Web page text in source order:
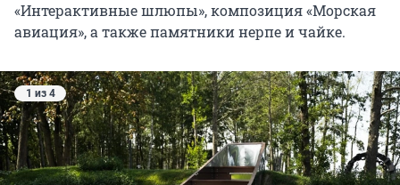
«Интерактивные шлюпы», композиция «Морская
авиация», а также памятники нерпе и чайке.
1 из 4